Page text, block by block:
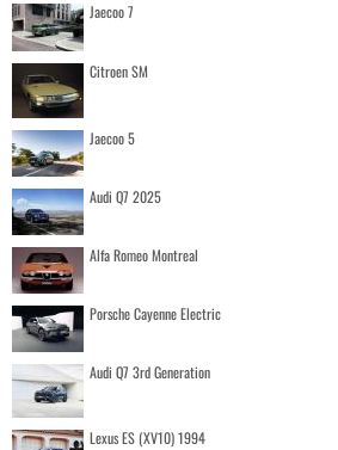
Jaecoo 7
Citroen SM
Jaecoo 5
Audi Q7 2025
Alfa Romeo Montreal
Porsche Cayenne Electric
Audi Q7 3rd Generation
Lexus ES (XV10) 1994